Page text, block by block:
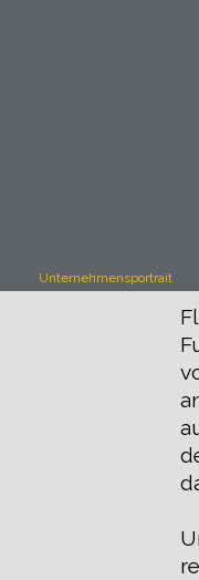
Unternehmensportrait